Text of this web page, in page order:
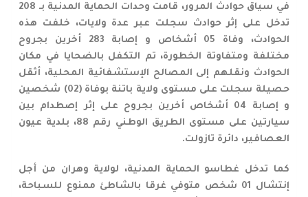
في سياق حوادث المرور، قامت وحدات الحماية المدنية بـ 208
تدخل على إثر حوادث سجلت عبر عدة ولايات، خلفت هذه
الحوادث، وفاة 05 أشخاص و إصابة 283 أخرين بجروح
مختلفة ومتفاوتة الخطورة، تم التكفل بالضحايا في مكان
الحوادث ونقلهم إلى المصالح الإستشفائية المحلية، أثقل
حصيلة سجلت على مستوى ولاية باتنة بوفاة (02) شخصين
و إصابة 04 أشخاص أخرين بجروح على إثر إصطدام بين
سيارتين على مستوى الطريق الوطني رقم 88، بلدية عيون
العصافير، دائرة تازولت.
كما تدخل غطاسو الحماية المدنية، لولاية وهران من أجل
إنتشال 01 شخص متوفي غرقا بالشاطئ ممنوع للسباحة،